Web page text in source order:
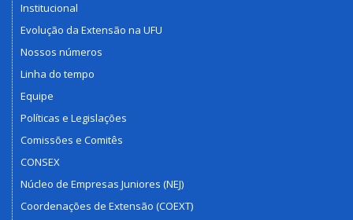
Institucional
Evolução da Extensão na UFU
Nossos números
Linha do tempo
Equipe
Políticas e Legislações
Comissões e Comitês
CONSEX
Núcleo de Empresas Juniores (NEJ)
Coordenações de Extensão (COEXT)